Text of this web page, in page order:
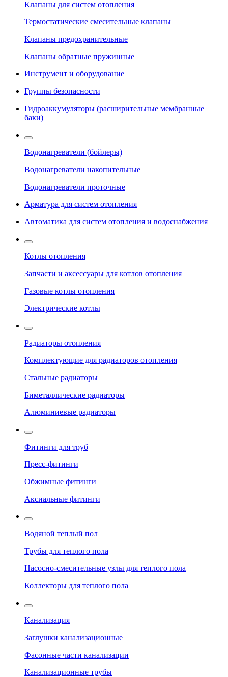
Клапаны для систем отопления
Термостатические смесительные клапаны
Клапаны предохранительные
Клапаны обратные пружинные
Инструмент и оборудование
Группы безопасности
Гидроаккумуляторы (расширительные мембранные
баки)
Водонагреватели (бойлеры)
Водонагреватели накопительные
Водонагреватели проточные
Арматура для систем отопления
Автоматика для систем отопления и водоснабжения
Котлы отопления
Запчасти и аксессуары для котлов отопления
Газовые котлы отопления
Электрические котлы
Радиаторы отопления
Комплектующие для радиаторов отопления
Стальные радиаторы
Биметаллические радиаторы
Алюминиевые радиаторы
Фитинги для труб
Пресс-фитинги
Обжимные фитинги
Аксиальные фитинги
Водяной теплый пол
Трубы для теплого пола
Насосно-смесительные узлы для теплого пола
Коллекторы для теплого пола
Канализация
Заглушки канализационные
Фасонные части канализации
Канализационные трубы